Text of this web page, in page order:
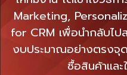
Marketing,
for CRM เพื่อนำกลับไป
งบประมาณอย่างตรงจุ
ซื้อสินค้าและ